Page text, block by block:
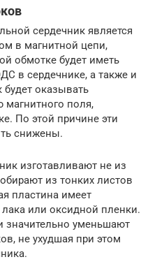
сердечник является
в магнитной цепи,
обмотке будет иметь
в сердечнике, а также и
оказывать
поля,
По этой причине эти
снижены.
изготавливают не из
из тонких листов
пластина имеет
или оксидной пленки.
значительно уменьшают
не ухудшая при этом